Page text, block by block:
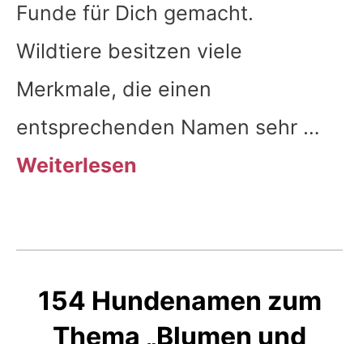
Funde für Dich gemacht.
Wildtiere besitzen viele
Merkmale, die einen
entsprechenden Namen sehr …
Weiterlesen
154 Hundenamen zum
Thema „Blumen und